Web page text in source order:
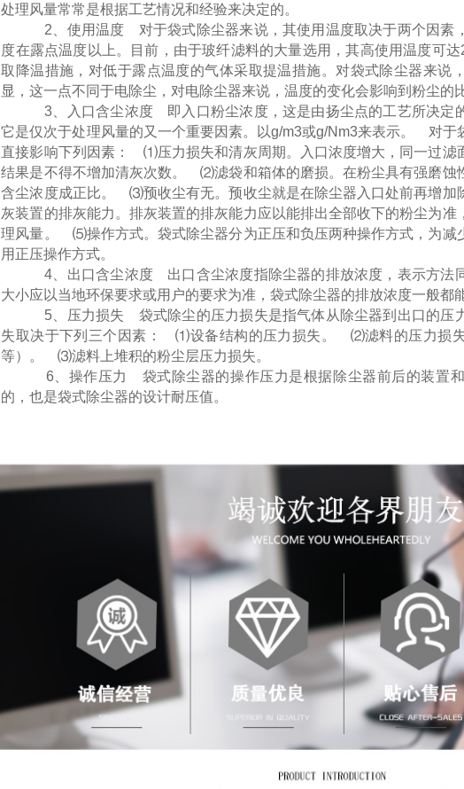
处理风量常常是根据工艺情况和经验来决定的。
2、使用温度 对于袋式除尘器来说，其使用温度取决于两个因素
度在露点温度以上。目前，由于玻纤滤料的大量选用，其高使用温度可
取降温措施，对低于露点温度的气体采取提温措施。对袋式除尘器来说
显，这一点不同于电除尘，对电除尘器来说，温度的变化会影响到粉尘的
3、入口含尘浓度 即入口粉尘浓度，这是由扬尘点的工艺所决定
它是仅次于处理风量的又一个重要因素。以g/m3或g/Nm3来表示。 对于
直接影响下列因素： ⑴压力损失和清灰周期。入口浓度增大，同一过滤
结果是不得不增加清灰次数。 ⑵滤袋和箱体的磨损。在粉尘具有强磨蚀
含尘浓度成正比。 ⑶预收尘有无。预收尘就是在除尘器入口处前再增
灰装置的排灰能力。排灰装置的排灰能力应以能排出全部收下的粉尘为准
理风量。 ⑸操作方式。袋式除尘器分为正压和负压两种操作方式，为减
用正压操作方式。
4、出口含尘浓度 出口含尘浓度指除尘器的排放浓度，表示方法
大小应以当地环保要求或用户的要求为准，袋式除尘器的排放浓度一般都
5、压力损失 袋式除尘的压力损失是指气体从除尘器到出口的压
失取决于下列三个因素： ⑴设备结构的压力损失。 ⑵滤料的压力损失
等）。 ⑶滤料上堆积的粉尘层压力损失。
6、操作压力 袋式除尘器的操作压力是根据除尘器前后的装置
的，也是袋式除尘器的设计耐压值。